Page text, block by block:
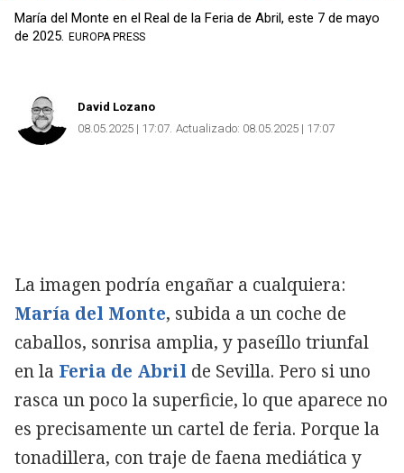
María del Monte en el Real de la Feria de Abril, este 7 de mayo
de 2025. EUROPA PRESS
David Lozano
08.05.2025 | 17:07 Actualizado: 08.05.2025 | 17:07
La imagen podría engañar a cualquiera:
María del Monte, subida a un coche de
caballos, sonrisa amplia, y paseíllo triunfal
en la Feria de Abril de Sevilla. Pero si uno
rasca un poco la superficie, lo que aparece no
es precisamente un cartel de feria. Porque la
tonadillera, con traje de faena mediática y